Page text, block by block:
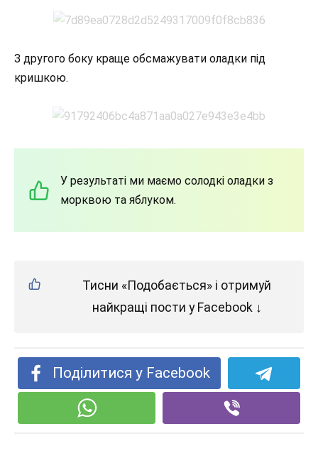
З другого боку краще обсмажувати оладки під
кришкою.
У результаті ми маємо солодкі оладки з
морквою та яблуком.
Тисни «Подобається» і отримуй
найкращі пости у Facebook ↓
Поділитися у Facebook